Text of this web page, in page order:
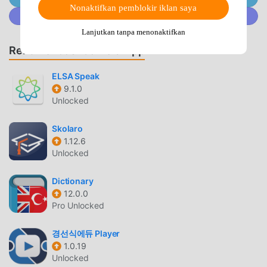
go to different childcare facilities.With one ChildCareWeb
CoNNect, you can receive all the contacts from all the
facilities at once.Simple design!Sharp design based on
white.We have created a lean and cool impression with
improved visibility of necessary information.
CONNECTPENGANTAR
menarik banyak pengguna yang suka education di seluruh
dunia. Jika Anda ingin mengunduh aplikasi ini, moddroid
adalah pilihan terbaik Anda. moddroid tidak hanya memberi
menyediakan Free mod gratis untuk membantu Anda
membuka kunci semua fitur aplikasi secara gratis.
moddroid menjanjikan itu semua CoNNect mod tidak akan
aman, tersedia, dan gratis untuk dipasang. Cukup unduh
klien moddroid, Anda dapat mengunduh dan
Gabung @MODDROID.CO di komunitas Discord
Rekomendasi Game & App
ELSA Speak
9.1.0
Unlocked
Skolaro
1.12.6
Unlocked
Dictionary
12.0.0
Pro Unlocked
경선식에듀 Player
1.0.19
Unlocked
Nonaktifkan pemblokir iklan saya
Lanjutkan tanpa menonaktifkan